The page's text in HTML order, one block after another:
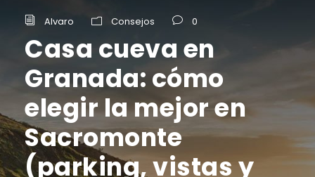
Alvaro Consejos 0
Casa cueva en
Granada: cómo
elegir la mejor en
Sacromonte
(parking, vistas y